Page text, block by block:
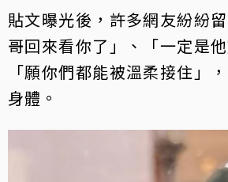
貼文曝光後，許多網友紛紛
哥回來看你了」、「一定是
「願你們都能被溫柔接住」
身體。